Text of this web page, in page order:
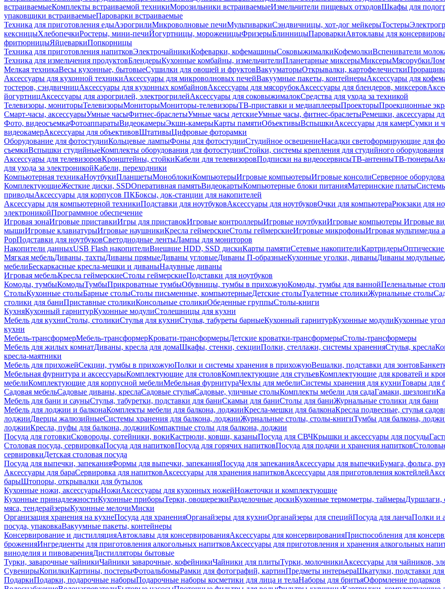
встраиваемыеКомплекты встраиваемой техникиМорозильники встраиваемыеИзмельчители пищевых отходовШкафы для
упаковщики встраиваемыеПароварки встраиваемые
Техника для приготовления едыАэрогрилиМикроволновые печиМультиваркиСэндвичницы, хот-дог мейкерыТостеры
кексницыХлебопечкиРостеры, мини-печиЙогуртницы, мороженицыФризерыБлинницыПароваркиАвтоклавы для
фритюрницыЯйцеваркиПопкорницы
Техника для приготовления напитковЭлектрочайникиКофеварки, кофемашиныСоковыжималкиКофемолкиВспениватели
Техника для измельчения продуктовБлендерыКухонные комбайны, измельчителиПланетарные миксерыМиксерыМясорубки
Мелкая техникаВесы кухонные, бытовыеСушилки для овощей и фруктовВакууматорыОткрывалки, картофелечистки
Аксессуары для кухонной техникиАксессуары для микроволновых печейВакуумные пакеты, контейнерыАксессуары для
тостеров, сэндвичницАксессуары для кухонных комбайновАксессуары для мясорубокАксессуары для блендеров, миксеров
йогуртницАксессуары для аэрогрилей, электрогрилейАксессуары для соковыжималокСредства для ухода за техникой
Телевизоры, мониторыТелевизорыМониторыМониторы-телевизорыТВ-приставки и медиаплеерыПроекторыПроекционные
Смарт-часы, аксессуарыУмные часыФитнес-браслетыУмные часы детскиеУмные часы, фитнес-браслетыРемешки, аксессуары
Фото, видеосъемкаФотоаппаратыВидеокамерыЭкшн-камерыКарты памятиОбъективыВспышкиАксессуары для камерСумки и
видеокамерАксессуары для объективовШтативыЦифровые фоторамки
Оборудование для фотостудииКольцевые лампыФоны для фотостудииСтудийное освещениеНасадки светоформирующие для
съемкиВспышки студийныеКомплекты оборудования для фотостудииСтойки, системы крепления для студийного оборудования
Аксессуары для телевизоровКронштейны, стойкиКабели для телевизоровПодписки на видеосервисыТВ-антенныТВ-тюнеры
для ухода за электроникойКабели, переходники
Компьютерная техникаНоутбукиПланшетыМоноблокиКомпьютерыИгровые компьютерыИгровые консолиСерверное
КомплектующиеЖесткие диски, SSDОперативная памятьВидеокартыКомпьютерные блоки питанияМатеринские платы
приводыАксессуары для корпусов ПКБоксы, док-станции для накопителей
Аксессуары для компьютерной техникиПодставки для ноутбуковАксессуары для ноутбуковОчки для компьютераРюкзаки для
электроникойПрограммное обеспечение
Игровая зонаИгровые приставкиИгры для приставокИгровые контроллерыИгровые ноутбукиИгровые компьютеры Игровые
мышиИгровые клавиатурыИгровые наушникиКресла геймерскиеСтолы геймерскиеИгровые микрофоныИгровая мультимедиа
PopПодставки для ноутбуковСветодиодные лентыЛампы для мониторов
Накопители данныхUSB Flash накопителиВнешние HDD, SSD дискиКарты памятиСетевые накопителиКартридеры
Мягкая мебельДиваны, тахтыДиваны прямыеДиваны угловыеДиваны П-образныеКухонные уголки, диваныДиваны модульные
мебелиБескаркасные кресла-мешки и диваныНадувные диваны
Игровая мебельКресла геймерскиеСтолы геймерскиеПодставки для ноутбуков
Комоды, тумбыКомодыТумбыПрикроватные тумбыОбувницы, тумбы в прихожуюКомоды, тумбы для ваннойПеленальные
СтолыКухонные столыБарные столыСтолы письменные, компьютерныеДетские столыТуалетные столикиЖурнальные столы
столики для баниПриставные столикиКонсольные столикиОбеденные группыСтолы-книги
КухняКухонный гарнитурКухонные модулиСтолешницы для кухни
Мебель для кухниСтолы, столикиСтулья для кухниСтулья, табуреты барныеКухонный гарнитурКухонные модулиКухонные
кухни
Мебель-трансформерМебель-трансформерКровати-трансформерыДетские кроватки-трансформерыСтолы-трансформеры
Мебель для жилых комнатДиваны, кресла для домаШкафы, стенки, секцииПолки, стеллажи, системы храненияСтулья, кресла
кресла-маятники
Мебель для прихожейСекции, тумбы в прихожуюПолки и системы хранения в прихожуюВешалки, подставки для зонтов
Мебельная фурнитура и аксессуарыКомплектующие для столовКомплектующие для стульевКомплектующие для кроватей и
мебелиКомплектующие для корпусной мебелиМебельная фурнитураЧехлы для мебелиСистемы хранения для кухниТовары для
Садовая мебельСадовые диваны, креслаСадовые стульяСадовые, уличные столыКомплекты мебели для садаГамаки, шезлонги
Мебель для бани и сауныСтулья, табуретки, подставки для баниСкамьи для баниСтолы для баниЖурнальные столики для бани
Мебель для лоджии и балконаКомплекты мебели для балкона, лоджииКресла-мешки для балконаКресла подвесные, стулья
лоджииДверцы жалюзийныеСистемы хранения для балкона, лоджииЖурнальные столы, столы-книгиТумбы для балкона,
лоджииКресла, пуфы для балкона, лоджииКомпактные столы для балкона, лоджии
Посуда для готовкиСковороды, сотейники, вокиКастрюли, ковши, казаныПосуда для СВЧКрышки и аксессуары для посуды
Столовая посуда, сервировкаПосуда для напитковПосуда для горячих напитковПосуда для подачи и хранения напитков
сервировкиДетская столовая посуда
Посуда для выпечки, запеканияФормы для выпечки, запеканияПосуда для запеканияАксессуары для выпечкиБумага, фольга,
Аксессуары для бараСервировка для напитковАксессуары для хранения напитковАксессуары для приготовления коктейлей
барыШтопоры, открывалки для бутылок
Кухонные ножи, аксессуарыНожиАксессуары для кухонных ножейНожеточки и комплектующие
Кухонные принадлежностиКухонные приборыТерки, овощерезкиРазделочные доскиКухонные термометры, таймерыДуршлаги,
мяса, тендерайзерыКухонные мелочиМиски
Организация хранения на кухнеПосуда для храненияОрганайзеры для кухниОрганайзеры для специйПосуда для ланчаПолки и
посуда, упаковкаВакуумные пакеты, контейнеры
Консервирование и дистилляцияАвтоклавы для консервированияАксессуары для консервированияПриспособления для
броженияИнгредиенты для приготовления алкогольных напитковАксессуары для приготовления и хранения алкогольных
виноделия и пивоваренияДистилляторы бытовые
Турки, заварочные чайникиЧайники заварочные, кофейникиЧайники для плитыТурки, молочникиАксессуары для чайников,
СувенирыКопилкиКартины, постерыФотоальбомыРамки для фотографий, картинПредметы интерьераШкатулки, подставки
ПодаркиПодарки, подарочные наборыПодарочные наборы косметики для лица и телаНаборы для бритьяОформление подарков